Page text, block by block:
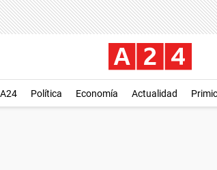
Política Economía Actualidad